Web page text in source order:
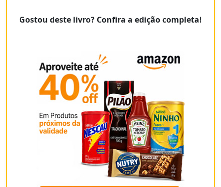
Gostou deste livro? Confira a edição completa!